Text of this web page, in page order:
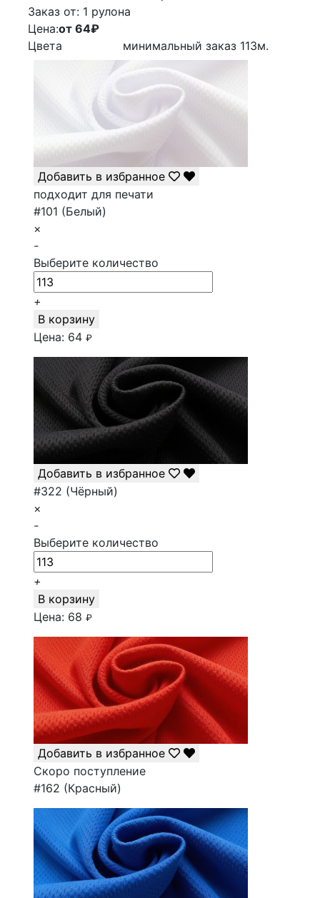
Заказ от: 1 рулона
Цена:от 64₽
Цвета
минимальный заказ 113м.
Добавить в избранное
подходит для печати
#101 (Белый)
×
-
Выберите количество
+
В корзину
Цена: 64 ₽
Добавить в избранное
#322 (Чёрный)
×
-
Выберите количество
+
В корзину
Цена: 68 ₽
Добавить в избранное
Скоро поступление
#162 (Красный)